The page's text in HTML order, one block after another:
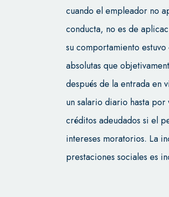
cuando el empleador no
conducta, no es de
su comportamiento
absolutas que
después de la entrada en
un salario diario hasta por
créditos adeudados si el
intereses moratorios. La
prestaciones sociales es